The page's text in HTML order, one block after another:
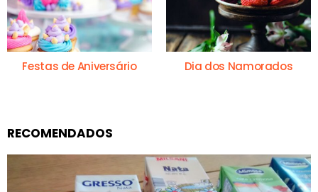
Festas de Aniversário Dia dos Namorados
RECOMENDADOS